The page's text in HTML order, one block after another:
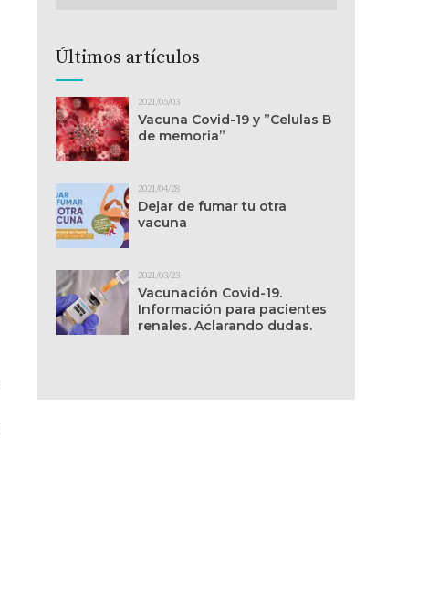
Últimos artículos
2021/05/03
Vacuna Covid-19 y ”Celulas B
de memoria”
2021/04/28
Dejar de fumar tu otra
vacuna
2021/03/23
Vacunación Covid-19.
Información para pacientes
renales. Aclarando dudas.